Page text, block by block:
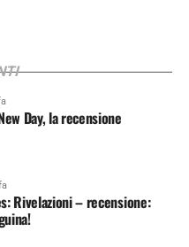
Day, la recensione
Rivelazioni – recensione: